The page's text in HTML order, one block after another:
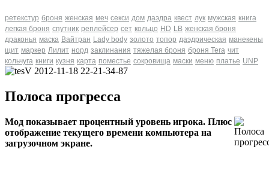
ретекстур броня женская меч секси дом даэдра квест лук мужская книга
легкая броня спутник реплейсер сет кольцо HD LB женская броня
драконья маска Вайтран Lady body золото топор даэдрическая манекены
щит маркер Лилит норд заклинания тяжелая броня броня Tera чит
кольчуга книги кузня карта поместье сокровища маски меню платье UNP
Полоса прогресса
Мод показывает процентный уровень игрока. Плюс
отображение текущего времени компьютера на
загрузочном экране.